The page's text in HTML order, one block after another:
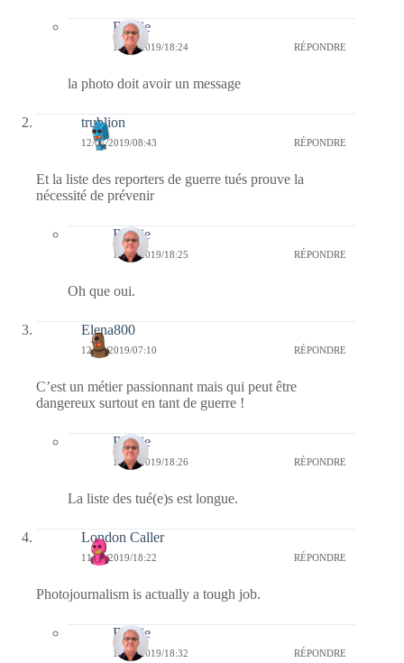
Bernie
15/07/2019/18:24 RÉPONDRE
la photo doit avoir un message
trublion
12/07/2019/08:43 RÉPONDRE
Et la liste des reporters de guerre tués prouve la
nécessité de prévenir
Bernie
15/07/2019/18:25 RÉPONDRE
Oh que oui.
Elena800
12/07/2019/07:10 RÉPONDRE
C’est un métier passionnant mais qui peut être
dangereux surtout en tant de guerre !
Bernie
15/07/2019/18:26 RÉPONDRE
La liste des tué(e)s est longue.
London Caller
11/07/2019/18:22 RÉPONDRE
Photojournalism is actually a tough job.
Bernie
11/07/2019/18:32 RÉPONDRE